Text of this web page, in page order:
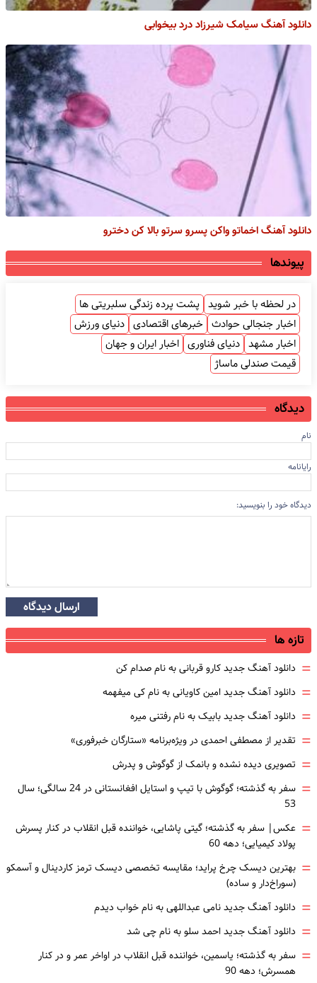
دانلود آهنگ سیامک شیرزاد درد بیخوابی
دانلود آهنگ اخماتو واکن پسرو سرتو بالا کن دخترو
پیوندها
در لحظه با خبر شوید پشت پرده زندگی سلبریتی ها
اخبار جنجالی حوادث خبرهای اقتصادی دنیای ورزش
اخبار مشهد دنیای فناوری اخبار ایران و جهان
قیمت صندلی ماساژ
دیدگاه
نام
رایانامه
دیدگاه خود را بنویسید:
ارسال دیدگاه
تازه ها
= دانلود آهنگ جدید کارو قربانی به نام صدام کن
= دانلود آهنگ جدید امین کاویانی به نام کی میفهمه
= دانلود آهنگ جدید بابیک به نام رفتنی میره
= تقدیر از مصطفی احمدی در ویژه‌برنامه «ستارگان خبرفوری»
= تصویری دیده نشده و بانمک از گوگوش و پدرش
=
سفر به گذشته؛ گوگوش با تیپ و استایل افغانستانی در 24 سالگی؛ سال
53
= عکس| سفر به گذشته؛ گیتی پاشایی، خواننده قبل انقلاب در کنار پسرش
پولاد کیمیایی؛ دهه 60
= بهترین دیسک چرخ پراید؛ مقایسه تخصصی دیسک ترمز کاردینال و آسمکو
(سوراخ‌دار و ساده)
= دانلود آهنگ جدید نامی عبداللهی به نام خواب دیدم
= دانلود آهنگ جدید احمد سلو به نام چی شد
= سفر به گذشته؛ یاسمین، خواننده قبل انقلاب در اواخر عمر و در کنار
همسرش؛ دهه 90